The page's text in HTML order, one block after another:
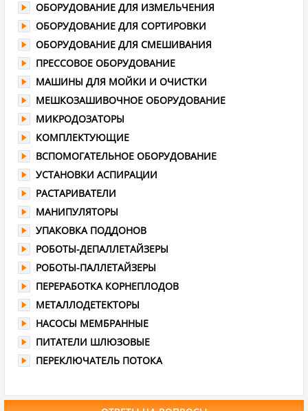
ОБОРУДОВАНИЕ ДЛЯ ИЗМЕЛЬЧЕНИЯ
ОБОРУДОВАНИЕ ДЛЯ СОРТИРОВКИ
ОБОРУДОВАНИЕ ДЛЯ СМЕШИВАНИЯ
ПРЕССОВОЕ ОБОРУДОВАНИЕ
МАШИНЫ ДЛЯ МОЙКИ И ОЧИСТКИ
МЕШКОЗАШИВОЧНОЕ ОБОРУДОВАНИЕ
МИКРОДОЗАТОРЫ
КОМПЛЕКТУЮЩИЕ
ВСПОМОГАТЕЛЬНОЕ ОБОРУДОВАНИЕ
УСТАНОВКИ АСПИРАЦИИ
РАСТАРИВАТЕЛИ
МАНИПУЛЯТОРЫ
УПАКОВКА ПОДДОНОВ
РОБОТЫ-ДЕПАЛЛЕТАЙЗЕРЫ
РОБОТЫ-ПАЛЛЕТАЙЗЕРЫ
ПЕРЕРАБОТКА КОРНЕПЛОДОВ
МЕТАЛЛОДЕТЕКТОРЫ
НАСОСЫ МЕМБРАННЫЕ
ПИТАТЕЛИ ШЛЮЗОВЫЕ
ПЕРЕКЛЮЧАТЕЛЬ ПОТОКА